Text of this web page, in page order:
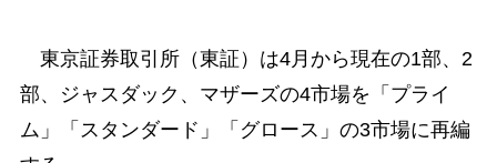
東京証券取引所（東証）は4月から現在の1部、2
部、ジャスダック、マザーズの4市場を「プライ
ム」「スタンダード」「グロース」の3市場に再編